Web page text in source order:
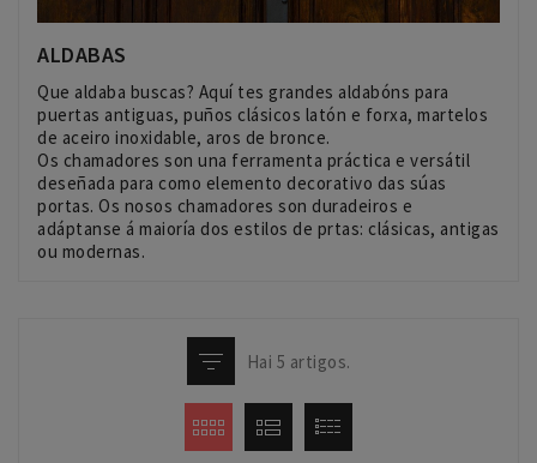
ALDABAS
Que aldaba buscas? Aquí tes grandes aldabóns para
puertas antiguas, puños clásicos latón e forxa, martelos
de aceiro inoxidable, aros de bronce.
Os chamadores son una ferramenta práctica e versátil
deseñada para como elemento decorativo das súas
portas. Os nosos chamadores son duradeiros e
adáptanse á maioría dos estilos de prtas: clásicas, antigas
ou modernas.
Hai 5 artigos.